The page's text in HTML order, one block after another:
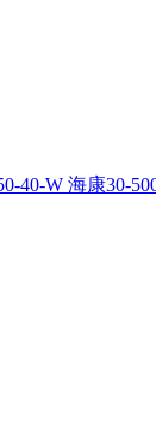
40-W 海康30-